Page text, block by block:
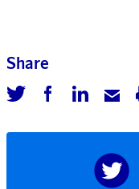
Share